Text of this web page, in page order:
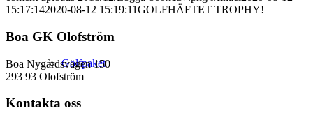
Golfpaket
15:17:142020-08-12 15:19:11GOLFHÄFTET TROPHY!
Boa GK Olofström
Boa Nygårdsvägen 150
293 93 Olofström
Kontakta oss